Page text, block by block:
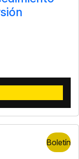
Boletín